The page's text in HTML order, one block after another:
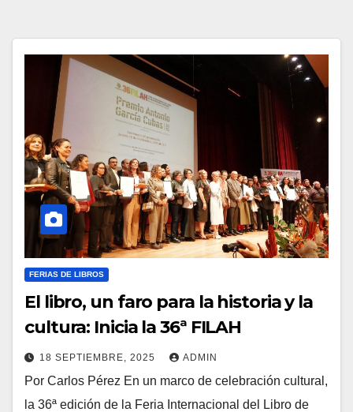
FERIAS DE LIBROS
El libro, un faro para la historia y la
cultura: Inicia la 36ª FILAH
18 SEPTIEMBRE, 2025 ADMIN
Por Carlos Pérez En un marco de celebración cultural,
la 36ª edición de la Feria Internacional del Libro de